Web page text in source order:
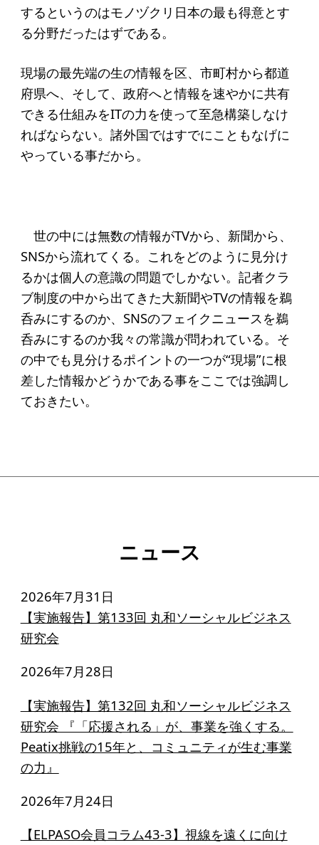
するというのはモノヅクリ日本の最も得意とす
る分野だったはずである。
現場の最先端の生の情報を区、市町村から都道
府県へ、そして、政府へと情報を速やかに共有
できる仕組みをITの力を使って至急構築しなけ
ればならない。諸外国ではすでにこともなげに
やっている事だから。
世の中には無数の情報がTVから、新聞から、
SNSから流れてくる。これをどのように見分け
るかは個人の意識の問題でしかない。記者クラ
ブ制度の中から出てきた大新聞やTVの情報を鵜
呑みにするのか、SNSのフェイクニュースを鵜
呑みにするのか我々の常識が問われている。そ
の中でも見分けるポイントの一つが“現場”に根
差した情報かどうかである事をここでは強調し
ておきたい。
ニュース
2026年7月31日
【実施報告】第133回 丸和ソーシャルビジネス
研究会
2026年7月28日
【実施報告】第132回 丸和ソーシャルビジネス
研究会 『「応援される」が、事業を強くする。
Peatix挑戦の15年と、コミュニティが生む事業
の力』
2026年7月24日
【ELPASO会員コラム43-3】視線を遠くに向け